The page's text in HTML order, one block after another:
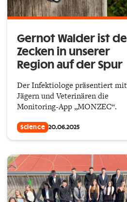
Gernot Walder ist
Zecken in unserer
Region auf der Spur
Der Infektiologe präsentiert mit
Jägern und Veterinären die
Monitoring-App „MONZEC“.
Science 20.06.2025